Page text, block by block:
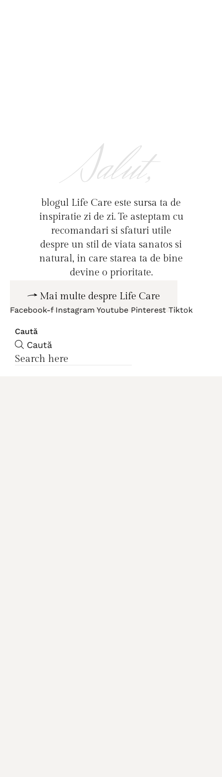
Salut,
blogul Life Care este sursa ta de
inspiratie zi de zi. Te asteptam cu
recomandari si sfaturi utile
despre un stil de viata sanatos si
natural, in care starea ta de bine
devine o prioritate.
Mai multe despre Life Care
Facebook-f Instagram Youtube Pinterest Tiktok
Caută
Caută